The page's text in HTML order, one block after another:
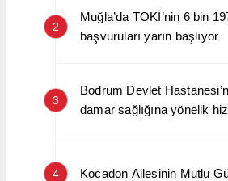
2
Muğla’da TOKİ’nin 6 bin
başvuruları yarın başlıyor
3
Bodrum Devlet
damar sağlığına yönelik
4 Kocadon Ailesinin Mutlu